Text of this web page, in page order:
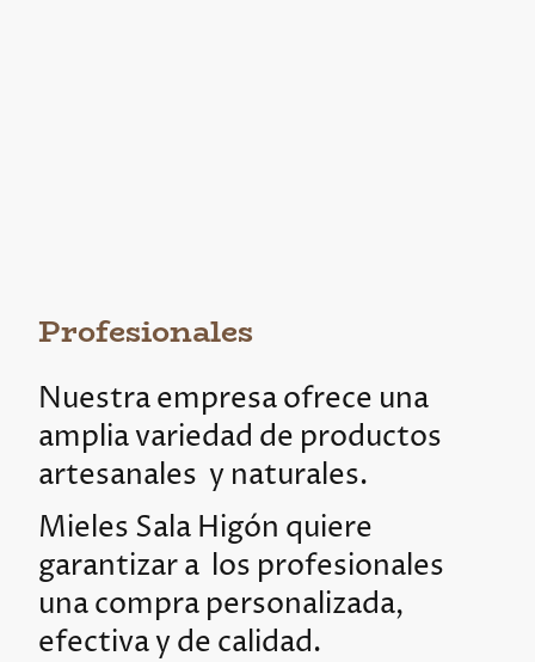
Profesionales
Nuestra empresa ofrece una
amplia variedad de productos
artesanales y naturales.
Mieles Sala Higón quiere
garantizar a los profesionales
una compra personalizada,
efectiva y de calidad.